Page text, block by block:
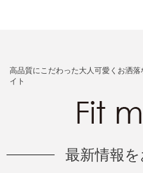
高品質にこだわった大人可愛くお洒
イト
最新情報を